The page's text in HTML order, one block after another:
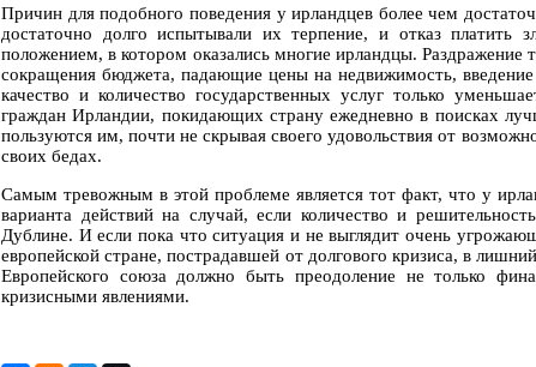
Причин для подобного поведения у ирландцев более чем
достаточно долго испытывали их терпение, и отказ платить
положением, в котором оказались многие ирландцы. Раздражение
сокращения бюджета, падающие цены на недвижимость,
качество и количество государственных услуг только
граждан Ирландии, покидающих страну ежедневно в поисках
пользуются им, почти не скрывая своего удовольствия от
своих бедах.
Самым тревожным в этой проблеме является тот факт, что у
варианта действий на случай, если количество и
Дублине. И если пока что ситуация и не выглядит очень
европейской стране, пострадавшей от долгового кризиса, в
Европейского союза должно быть преодоление не только
кризисными явлениями.